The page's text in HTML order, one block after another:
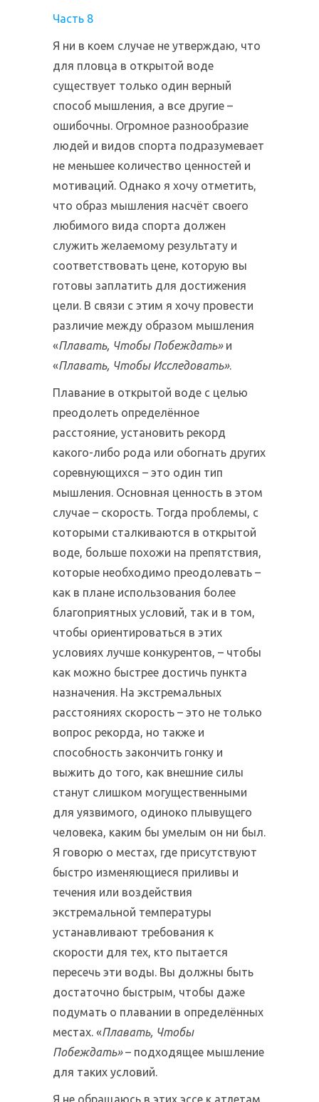
Часть 8
Я ни в коем случае не утверждаю, что
для пловца в открытой воде
существует только один верный
способ мышления, а все другие –
ошибочны. Огромное разнообразие
людей и видов спорта подразумевает
не меньшее количество ценностей и
мотиваций. Однако я хочу отметить,
что образ мышления насчёт своего
любимого вида спорта должен
служить желаемому результату и
соответствовать цене, которую вы
готовы заплатить для достижения
цели. В связи с этим я хочу провести
различие между образом мышления
«Плавать, Чтобы Побеждать»и
«Плавать, Чтобы Исследовать».
Плавание в открытой воде с целью
преодолеть определённое
расстояние, установить рекорд
какого-либо рода или обогнать других
соревнующихся – это один тип
мышления. Основная ценность в этом
случае – скорость. Тогда проблемы, с
которыми сталкиваются в открытой
воде, больше похожи на препятствия,
которые необходимо преодолевать –
как в плане использования более
благоприятных условий, так и в том,
чтобы ориентироваться в этих
условиях лучше конкурентов, – чтобы
как можно быстрее достичь пункта
назначения. На экстремальных
расстояниях скорость – это не только
вопрос рекорда, но также и
способность закончить гонку и
выжить до того, как внешние силы
станут слишком могущественными
для уязвимого, одиноко плывущего
человека, каким бы умелым он ни был.
Я говорю о местах, где присутствуют
быстро изменяющиеся приливы и
течения или воздействия
экстремальной температуры
устанавливают требования к
скорости для тех, кто пытается
пересечь эти воды. Вы должны быть
достаточно быстрым, чтобы даже
подумать о плавании в определённых
местах. «Плавать, Чтобы
Побеждать»– подходящее мышление
для таких условий.
Я не обращаюсь в этих эссе к атлетам